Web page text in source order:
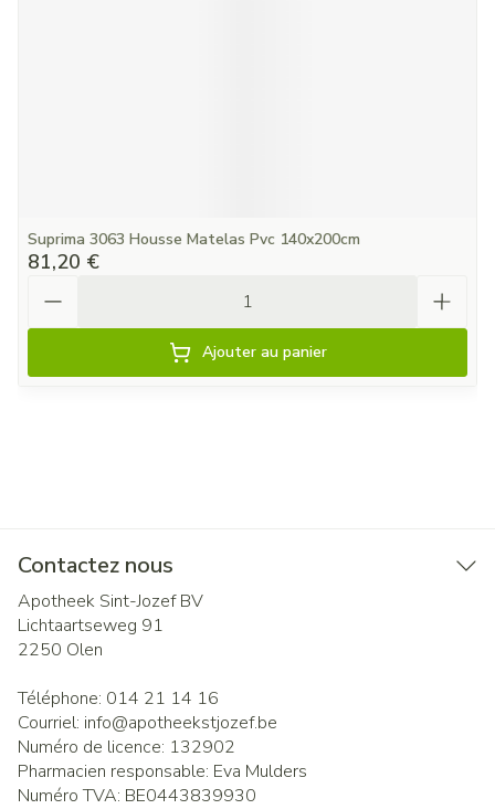
Suprima 3063 Housse Matelas Pvc 140x200cm
81,20 €
Ajouter au panier
Contactez nous
Apotheek Sint-Jozef BV
Lichtaartseweg 91
2250 Olen
Téléphone: 014 21 14 16
Courriel: info@apotheekstjozef.be
Numéro de licence: 132902
Pharmacien responsable: Eva Mulders
Numéro TVA: BE0443839930